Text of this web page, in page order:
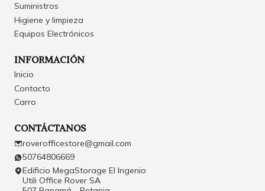
Suministros
Higiene y limpieza
Equipos Electrónicos
INFORMACIÓN
Inicio
Contacto
Carro
CONTÁCTANOS
roverofficestore@gmail.com
50764806669
Edificio MegaStorage El Ingenio
Utili Office Rover SA